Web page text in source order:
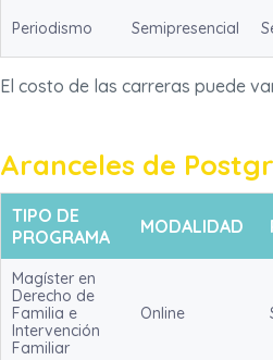
Periodismo Semipresencial
El costo de las carreras puede
Aranceles de
TIPO DE
PROGRAMA
MODALIDAD
Magíster en
Derecho de
Familia e
Intervención
Familiar
Online